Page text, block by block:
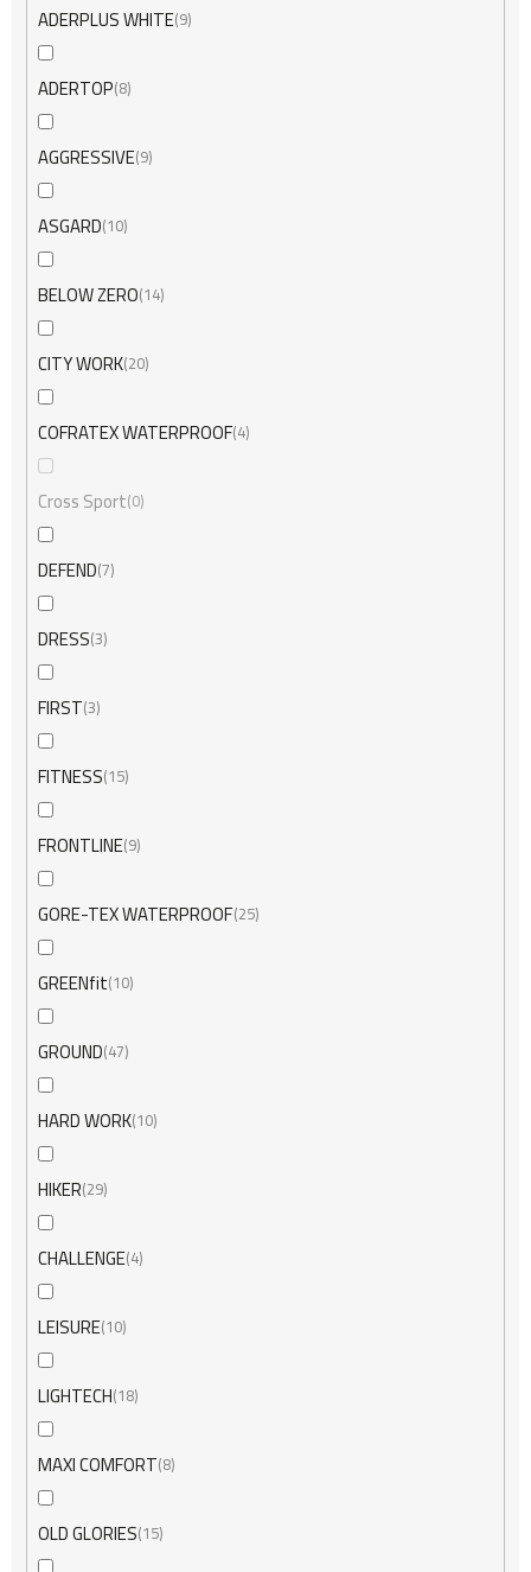
ADERPLUS WHITE 9
ADERTOP 8
AGGRESSIVE 9
ASGARD 10
BELOW ZERO 14
CITY WORK 20
COFRATEX WATERPROOF 4
Cross Sport 0
DEFEND 7
DRESS 3
FIRST 3
FITNESS 15
FRONTLINE 9
GORE-TEX WATERPROOF 25
GREENfit 10
GROUND 47
HARD WORK 10
HIKER 29
CHALLENGE 4
LEISURE 10
LIGHTECH 18
MAXI COMFORT 8
OLD GLORIES 15